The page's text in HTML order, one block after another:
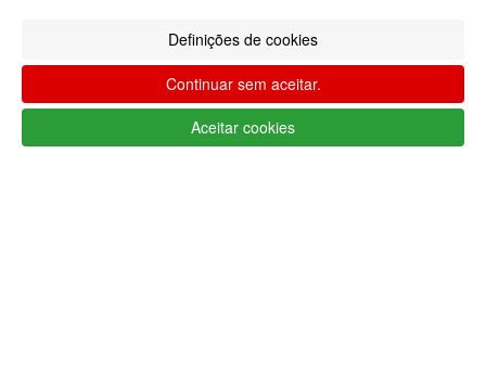
Definições de cookies
Continuar sem aceitar.
Aceitar cookies